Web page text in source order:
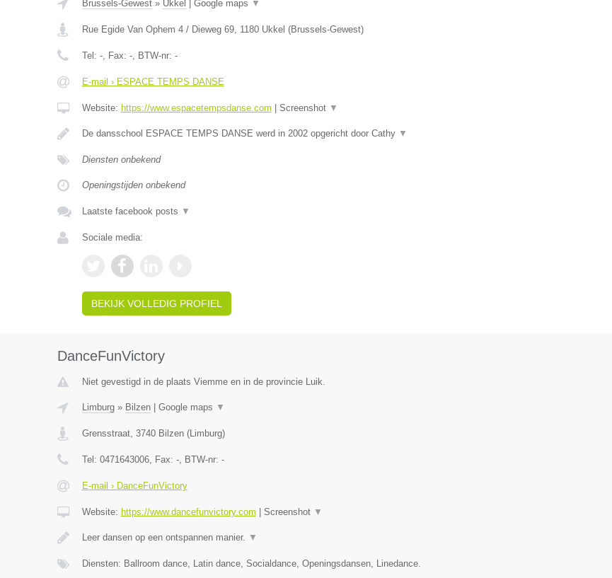
Brussels-Gewest» Ukkel Google maps ▼
Rue Egide Van Ophem 4 / Dieweg 69, 1180 Ukkel (Brussels-Gewest)
Tel: -, Fax: -, BTW-nr: -
E-mail › ESPACE TEMPS DANSE
Website: https://www.espacetempsdanse.com Screenshot ▼
De dansschool ESPACE TEMPS DANSE werd in 2002 opgericht door Cathy ▼
Diensten onbekend
Openingstijden onbekend
Laatste facebook posts ▼
Sociale media:
BEKIJK VOLLEDIG PROFIEL
DanceFunVictory
Niet gevestigd in de plaats Viemme en in de provincie Luik.
Limburg» Bilzen| Google maps ▼
Grensstraat, 3740 Bilzen(Limburg)
Tel: 0471643006, Fax: -, BTW-nr: -
E-mail › DanceFunVictory
Website: https://www.dancefunvictory.com Screenshot ▼
Leer dansen op een ontspannen manier. ▼
Diensten: Ballroom dance, Latin dance, Socialdance, Openingsdansen, Linedance.